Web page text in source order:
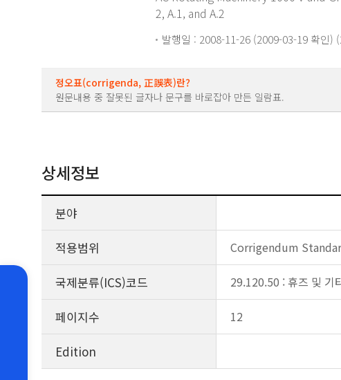
2, A.1, and A.2
발행일 : 2008-11-26 (2009-03-19 확인)
정오표(corrigenda, 正誤表)란?
원문내용 중 잘못된 글자나 문구를 바로잡아 만든 일람표.
상세정보
분야
적용범위
Corrigendum
국제분류(ICS)코드 29.120.50 : 휴즈 및 기
페이지수 12
Edition